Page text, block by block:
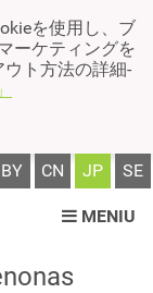
を使用し、ブ
ーケティングを
ト方法の詳細-
BY CN JP SE
MENIU